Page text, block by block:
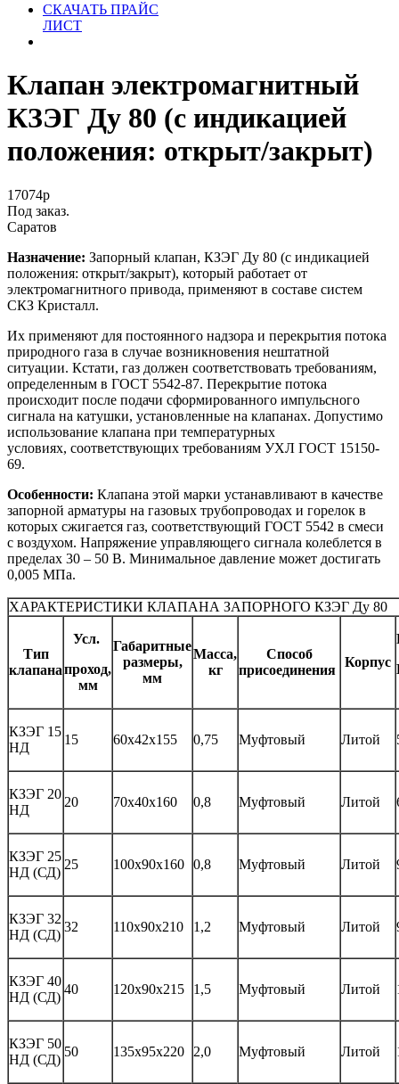
СКАЧАТЬ ПРАЙС
ЛИСТ
Клапан электромагнитный
КЗЭГ Ду 80 (с индикацией
положения: открыт/закрыт)
17074р
Под заказ.
Саратов
Назначение: Запорный клапан, КЗЭГ Ду 80 (с индикацией
положения: открыт/закрыт), который работает от
электромагнитного привода, применяют в составе систем
СКЗ Кристалл.
Их применяют для постоянного надзора и перекрытия потока
природного газа в случае возникновения нештатной
ситуации. Кстати, газ должен соответствовать требованиям,
определенным в ГОСТ 5542-87. Перекрытие потока
происходит после подачи сформированного импульсного
сигнала на катушки, установленные на клапанах. Допустимо
использование клапана при температурных
условиях, соответствующих требованиям УХЛ ГОСТ 15150-
69.
Особенности: Клапана этой марки устанавливают в качестве
запорной арматуры на газовых трубопроводах и горелок в
которых сжигается газ, соответствующий ГОСТ 5542 в смеси
с воздухом. Напряжение управляющего сигнала колеблется в
пределах 30 – 50 В. Минимальное давление может достигать
0,005 МПа.
ХАРАКТЕРИСТИКИ КЛАПАНА ЗАПОРНОГО КЗЭГ Ду 80
Тип
клапана
Усл.
проход,
мм
Габаритные
размеры,
мм
Масса,
кг
Способ
присоединения
Корпус
КЗЭГ 15
НД
15 60х42х155 0,75 Муфтовый Литой
КЗЭГ 20
НД
20 70х40х160 0,8 Муфтовый Литой
КЗЭГ 25
НД (СД)
25 100х90х160 0,8 Муфтовый Литой
КЗЭГ 32
НД (СД)
32 110х90х210 1,2 Муфтовый Литой
КЗЭГ 40
НД (СД)
40 120х90х215 1,5 Муфтовый Литой
КЗЭГ 50
НД (СД)
50 135х95х220 2,0 Муфтовый Литой